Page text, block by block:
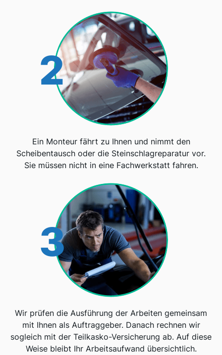
2
Ein Monteur fährt zu Ihnen und nimmt den
Scheibentausch oder die Steinschlagreparatur vor.
Sie müssen nicht in eine Fachwerkstatt fahren.
3
Wir prüfen die Ausführung der Arbeiten gemeinsam
mit Ihnen als Auftraggeber. Danach rechnen wir
sogleich mit der Teilkasko-Versicherung ab. Auf diese
Weise bleibt Ihr Arbeitsaufwand übersichtlich.